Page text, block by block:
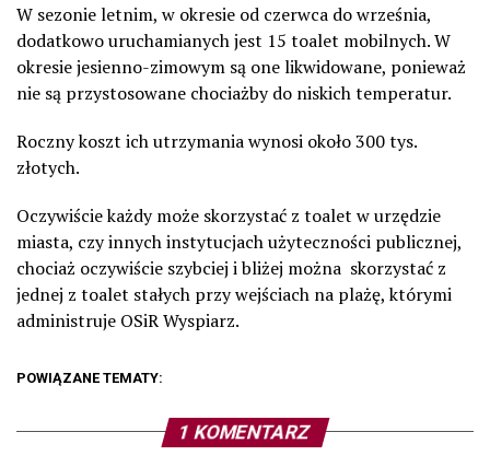
W sezonie letnim, w okresie od czerwca do września,
dodatkowo uruchamianych jest 15 toalet mobilnych. W
okresie jesienno-zimowym są one likwidowane, ponieważ
nie są przystosowane chociażby do niskich temperatur.
Roczny koszt ich utrzymania wynosi około 300 tys.
złotych.
Oczywiście każdy może skorzystać z toalet w urzędzie
miasta, czy innych instytucjach użyteczności publicznej,
chociaż oczywiście szybciej i bliżej można skorzystać z
jednej z toalet stałych przy wejściach na plażę, którymi
administruje OSiR Wyspiarz.
POWIĄZANE TEMATY:
1 KOMENTARZ